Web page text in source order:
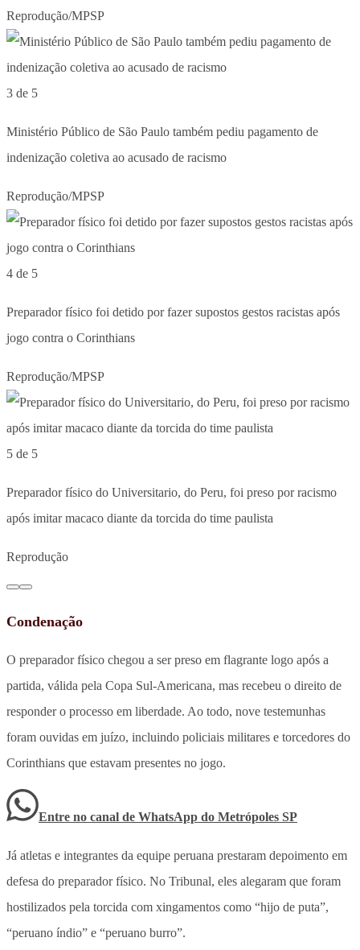
Reprodução/MPSP
3 de 5
Ministério Público de São Paulo também pediu pagamento de
indenização coletiva ao acusado de racismo
Reprodução/MPSP
4 de 5
Preparador físico foi detido por fazer supostos gestos racistas após
jogo contra o Corinthians
Reprodução/MPSP
5 de 5
Preparador físico do Universitario, do Peru, foi preso por racismo
após imitar macaco diante da torcida do time paulista
Reprodução
Condenação
O preparador físico chegou a ser preso em flagrante logo após a
partida, válida pela Copa Sul-Americana, mas recebeu o direito de
responder o processo em liberdade. Ao todo, nove testemunhas
foram ouvidas em juízo, incluindo policiais militares e torcedores do
Corinthians que estavam presentes no jogo.
Entre no canal de WhatsApp do Metrópoles SP
Já atletas e integrantes da equipe peruana prestaram depoimento em
defesa do preparador físico. No Tribunal, eles alegaram que foram
hostilizados pela torcida com xingamentos como “hijo de puta”,
“peruano índio” e “peruano burro”.